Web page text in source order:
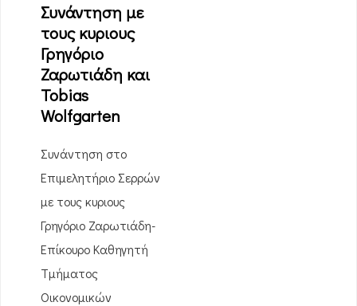
Συνάντηση με
τους κυριους
Γρηγόριο
Ζαρωτιάδη και
Tobias
Wolfgarten
Συνάντηση στο
Επιμελητήριο Σερρών
με τους κυριους
Γρηγόριο Ζαρωτιάδη-
Επίκουρο Καθηγητή
Τμήματος
Οικονομικών